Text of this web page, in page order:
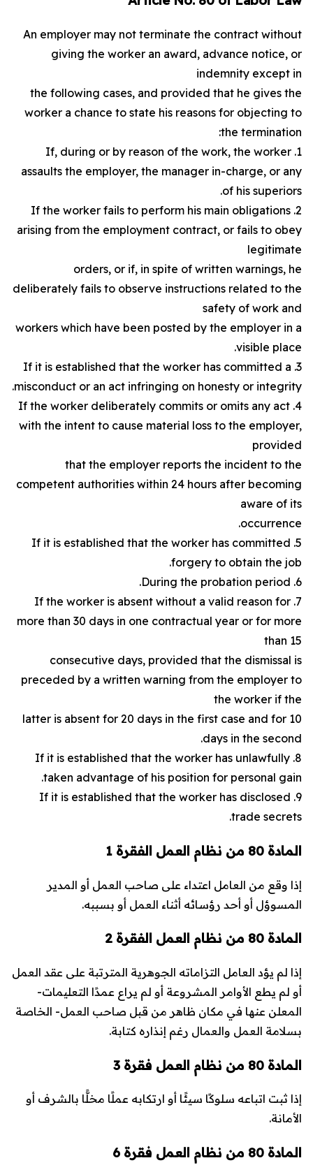
An employer may not terminate the contract without
giving the worker an award, advance notice, or
indemnity except in
the following cases, and provided that he gives the
worker a chance to state his reasons for objecting to
the termination:
1. If, during or by reason of the work, the worker
assaults the employer, the manager in-charge, or any
of his superiors.
2. If the worker fails to perform his main obligations
arising from the employment contract, or fails to obey
legitimate
orders, or if, in spite of written warnings, he
deliberately fails to observe instructions related to the
safety of work and
workers which have been posted by the employer in a
visible place.
3. If it is established that the worker has committed a
misconduct or an act infringing on honesty or integrity.
4. If the worker deliberately commits or omits any act
with the intent to cause material loss to the employer,
provided
that the employer reports the incident to the
competent authorities within 24 hours after becoming
aware of its
occurrence.
5. If it is established that the worker has committed
forgery to obtain the job.
6. During the probation period.
7. If the worker is absent without a valid reason for
more than 30 days in one contractual year or for more
than 15
consecutive days, provided that the dismissal is
preceded by a written warning from the employer to
the worker if the
latter is absent for 20 days in the first case and for 10
days in the second.
8. If it is established that the worker has unlawfully
taken advantage of his position for personal gain.
9. If it is established that the worker has disclosed
trade secrets.
المادة 80 من نظام العمل الفقرة 1
إذا وقع من العامل اعتداء على صاحب العمل أو المدير
المسوؤل أو أحد رؤسائه أثناء العمل أو بسببه.
المادة 80 من نظام العمل الفقرة 2
إذا لم يؤد العامل التزاماته الجوهرية المترتبة على عقد العمل
أو لم يطع الأوامر المشروعة أو لم يراع عمدًا التعليمات-
المعلن عنها في مكان ظاهر من قبل صاحب العمل- الخاصة
بسلامة العمل والعمال رغم إنذاره كتابة.
المادة 80 من نظام العمل فقرة 3
إذا ثبت اتباعه سلوكًا سيئًا أو ارتكابه عملًا مخلًّا بالشرف أو
الأمانة.
المادة 80 من نظام العمل فقرة 6